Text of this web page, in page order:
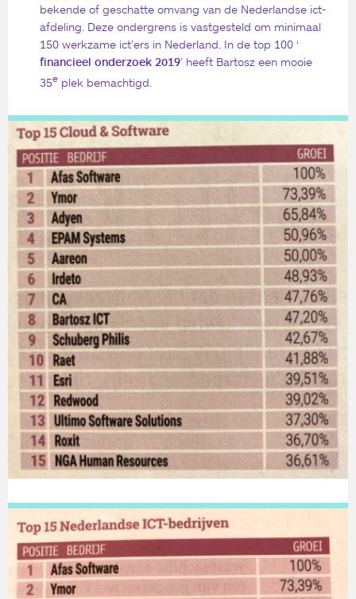
bekende of geschatte omvang van de Nederlandse ict-
afdeling. Deze ondergrens is vastgesteld om minimaal
150 werkzame ict’ers in Nederland. In de top 100 ‘
financieel onderzoek 2019’ heeft Bartosz een mooie
35e plek bemachtigd.